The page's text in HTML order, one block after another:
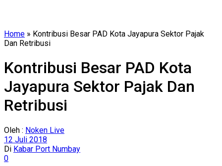
Home » Kontribusi Besar PAD Kota Jayapura Sektor Pajak
Dan Retribusi
Kontribusi Besar PAD Kota
Jayapura Sektor Pajak Dan
Retribusi
Oleh : Noken Live
12 Juli 2018
Di Kabar Port Numbay
0